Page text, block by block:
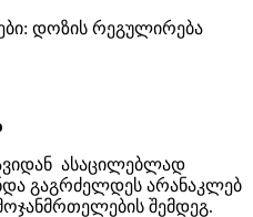
დოზის რეგულირება
ასაცილებლად
გაგრძელდეს არანაკლებ
შემდეგ.